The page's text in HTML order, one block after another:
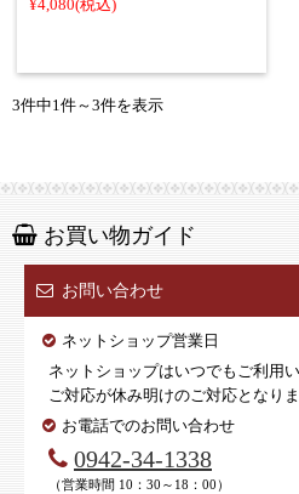
¥4,080(税込)
3件中1件～3件を表示
お買い物ガイド
お問い合わせ
ネットショップ営業日
ネットショップはいつでもご利用
ご対応が休み明けのご対応となり
お電話でのお問い合わせ
0942-34-1338
（営業時間 10：30～18：00）